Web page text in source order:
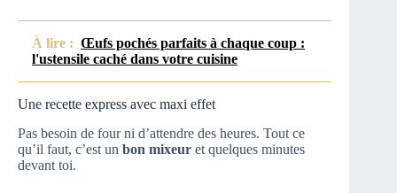
À lire : Œufs pochés parfaits à chaque coup :
l'ustensile caché dans votre cuisine
Une recette express avec maxi effet
Pas besoin de four ni d’attendre des heures. Tout ce
qu’il faut, c’est un bon mixeur et quelques minutes
devant toi.